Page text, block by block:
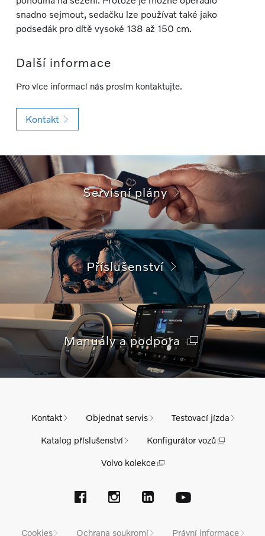
snadno sejmout, sedačku lze používat také jako
podsedák pro dítě vysoké 138 až 150 cm.
Další informace
Pro více informací nás prosím kontaktujte.
Kontakt
Servisní plány
Příslušenství
Manuály a podpora
Kontakt Objednat servis Testovací jízda
Katalog příslušenství Konfigurátor vozů
Volvo kolekce
Cookies Ochrana soukromí Právní informace